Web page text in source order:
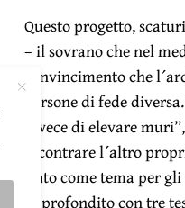
Questo progetto,
– il sovrano che nel
convincimento che
persone di fede
invece di elevare
incontrare l´altro
Nato come tema per
approfondito con tre